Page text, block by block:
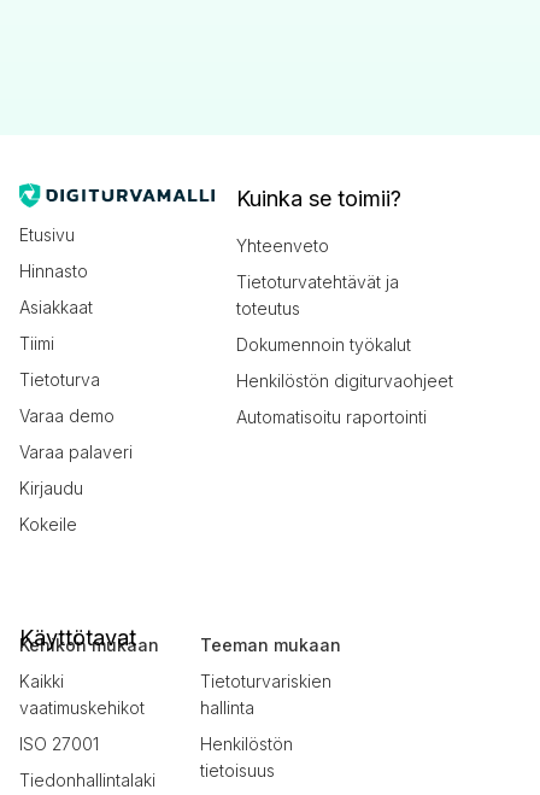
Etusivu
Hinnasto
Asiakkaat
Tiimi
Tietoturva
Varaa demo
Varaa palaveri
Kirjaudu
Kokeile
Kuinka se toimii?
Yhteenveto
Tietoturvatehtävät ja
toteutus
Dokumennoin työkalut
Henkilöstön digiturvaohjeet
Automatisoitu raportointi
Käyttötavat
Kehikon mukaan
Kaikki
vaatimuskehikot
ISO 27001
Tiedonhallintalaki
Teeman mukaan
Tietoturvariskien
hallinta
Henkilöstön
tietoisuus